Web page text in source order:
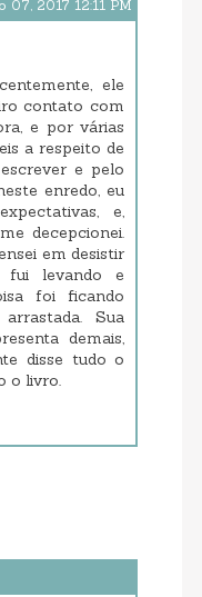
07, 2017 12:11 PM
ele
contato com
e por várias
a respeito de
e pelo
enredo, eu
e,
decepcionei.
em desistir
fui levando e
foi ficando
Sua
demais,
disse tudo o
o livro.